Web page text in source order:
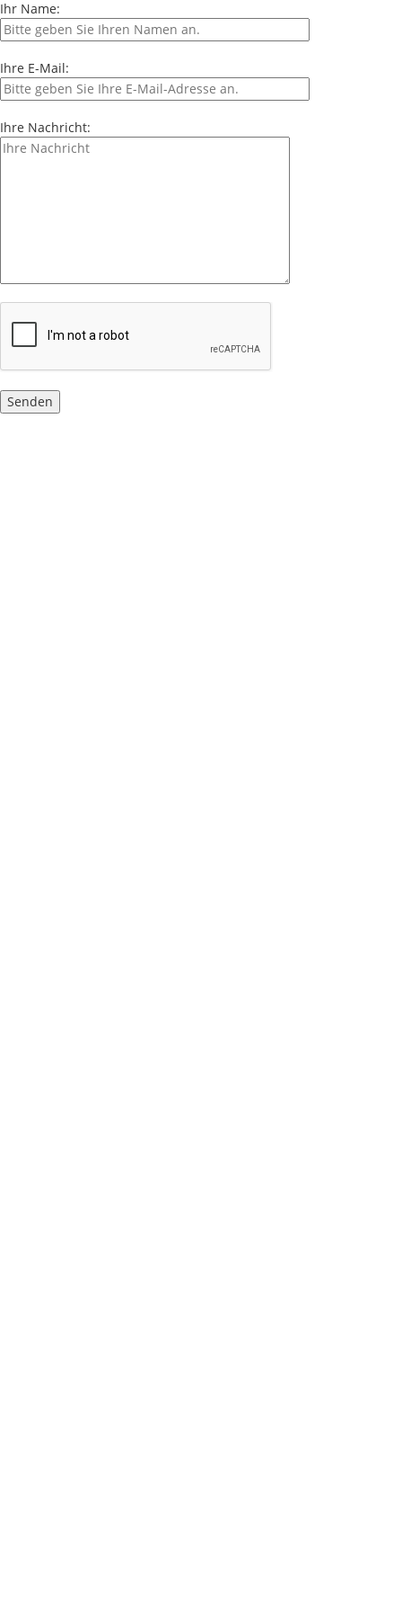
Ihr Name:
Ihre E-Mail:
Ihre Nachricht: